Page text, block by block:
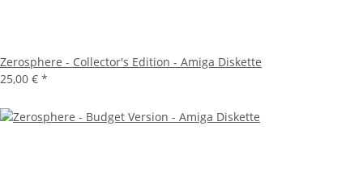
Zerosphere - Collector's Edition - Amiga Diskette
25,00 € *